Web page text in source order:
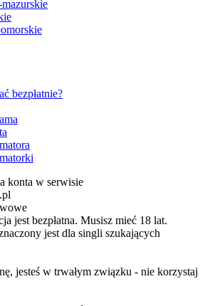
bezpłatnie?
konta w serwisie
jest bezpłatna. Musisz mieć 18 lat.
jest dla singli szukających
jesteś w trwałym związku - nie korzystaj